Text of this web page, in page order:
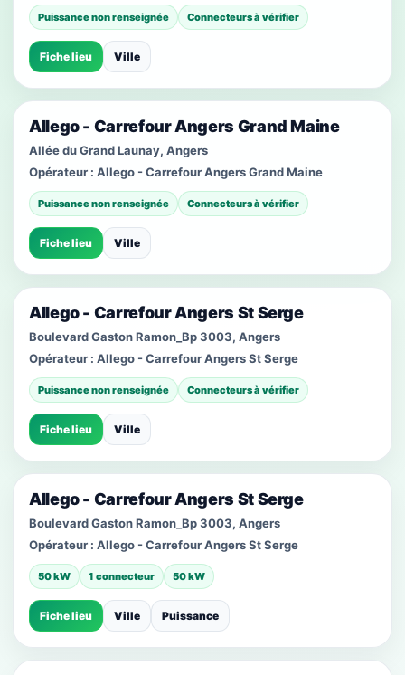
Puissance non renseignée Connecteurs à vérifier
Fiche lieu Ville
Allego - Carrefour Angers Grand Maine
Allée du Grand Launay, Angers
Opérateur : Allego - Carrefour Angers Grand Maine
Puissance non renseignée Connecteurs à vérifier
Fiche lieu Ville
Allego - Carrefour Angers St Serge
Boulevard Gaston Ramon_Bp 3003, Angers
Opérateur : Allego - Carrefour Angers St Serge
Puissance non renseignée Connecteurs à vérifier
Fiche lieu Ville
Allego - Carrefour Angers St Serge
Boulevard Gaston Ramon_Bp 3003, Angers
Opérateur : Allego - Carrefour Angers St Serge
50 kW 1 connecteur 50 kW
Fiche lieu Ville Puissance